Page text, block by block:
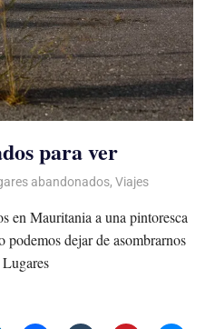
para ver
abandonados, Viajes
en Mauritania a una pintoresca
dejar de asombrarnos